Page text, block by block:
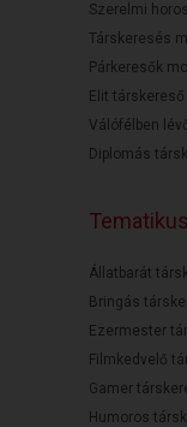
Szerelmi
Társkeresés
Párkeresők
Elit társkereső
Válófélben
Diplomás
Állatbarát
Bringás
Ezermester
Filmkedvelő
Gamer
Humoros